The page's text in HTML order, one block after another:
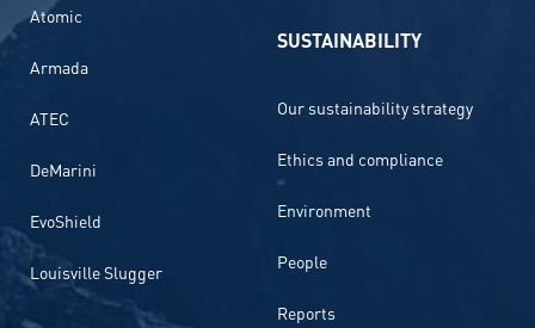
Atomic
Armada
ATEC
DeMarini
EvoShield
Louisville Slugger
SUSTAINABILITY
Our sustainability strategy
Ethics and compliance
Environment
People
Reports